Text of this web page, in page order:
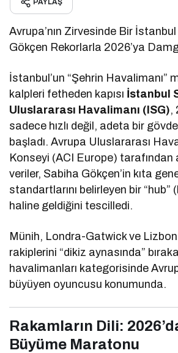
Avrupa’nın Zirvesinde Bir İstanbul
Gökçen Rekorlarla 2026’ya
İstanbul’un “Şehrin Havalimanı”
kalpleri fetheden kapısı İstanbul
Uluslararası Havalimanı (ISG),
sadece hızlı değil, adeta bir
başladı. Avrupa Uluslararası
Konseyi (ACI Europe) tarafından
veriler, Sabiha Gökçen’in kıta
standartlarını belirleyen bir “hub”
haline geldiğini tescilledi.
Münih, Londra-Gatwick ve
rakiplerini “dikiz aynasında”
havalimanları kategorisinde
büyüyen oyuncusu konumunda.
Rakamların Dili:
Büyüme Maratonu